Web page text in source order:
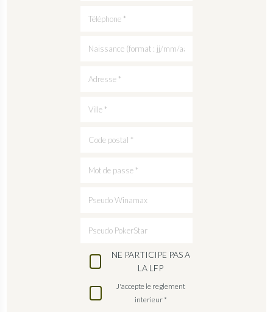
NE PARTICIPE PAS A
LA LFP
J'accepte le reglement
interieur *